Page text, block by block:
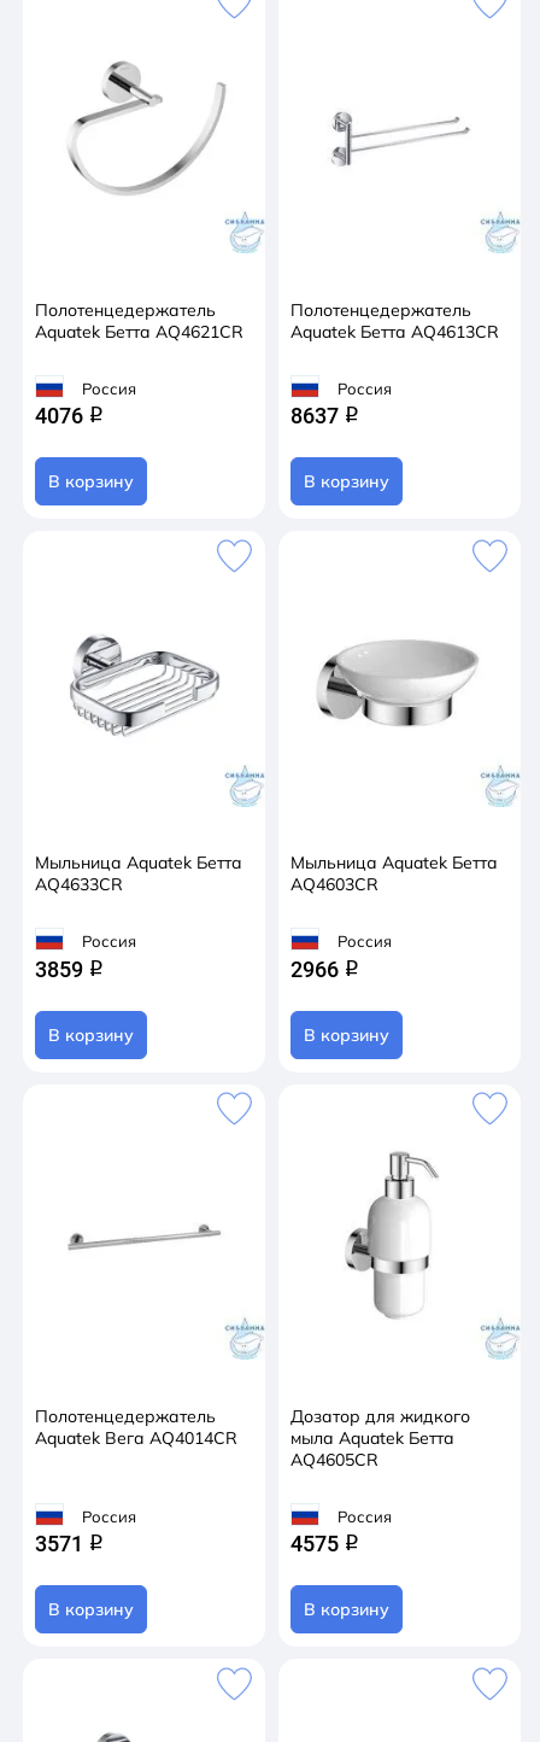
Полотенцедержатель
Aquatek Бетта AQ4621CR
Россия
4076 q
В корзину
Полотенцедержатель
Aquatek Бетта AQ4613CR
Россия
8637 q
В корзину
Мыльница Aquatek Бетта
AQ4633CR
Россия
3859 q
В корзину
Мыльница Aquatek Бетта
AQ4603CR
Россия
2966 q
В корзину
Полотенцедержатель
Aquatek Вега AQ4014CR
Россия
3571 q
В корзину
Дозатор для жидкого
мыла Aquatek Бетта
AQ4605CR
Россия
4575 q
В корзину